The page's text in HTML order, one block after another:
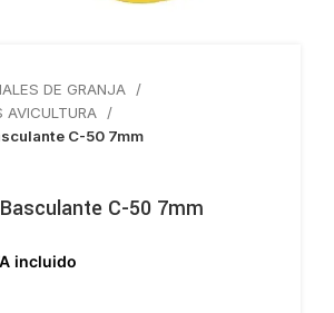
DE GRANJA
AVICULTURA
C-50 7mm
C-50 7mm
incluido